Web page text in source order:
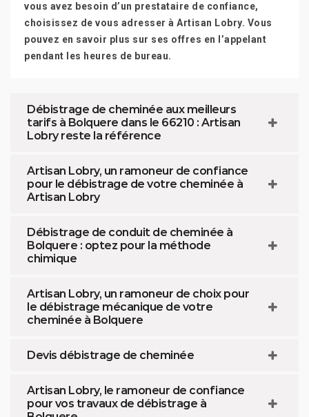
vous avez besoin d’un prestataire de confiance,
choisissez de vous adresser à Artisan Lobry. Vous
pouvez en savoir plus sur ses offres en l’appelant
pendant les heures de bureau.
Débistrage de cheminée aux meilleurs
tarifs à Bolquere dans le 66210 : Artisan
Lobry reste la référence
Artisan Lobry, un ramoneur de confiance
pour le débistrage de votre cheminée à
Artisan Lobry
Débistrage de conduit de cheminée à
Bolquere : optez pour la méthode
chimique
Artisan Lobry, un ramoneur de choix pour
le débistrage mécanique de votre
cheminée à Bolquere
Devis débistrage de cheminée
Artisan Lobry, le ramoneur de confiance
pour vos travaux de débistrage à